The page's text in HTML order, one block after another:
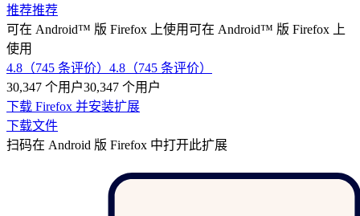
推荐推荐
可在 Android™ 版 Firefox 上使用可在 Android™ 版 Firefox 上
使用
4.8（745 条评价） 4.8（745 条评价）
30,347 个用户30,347 个用户
下载 Firefox 并安装扩展
下载文件
扫码在 Android 版 Firefox 中打开此扩展